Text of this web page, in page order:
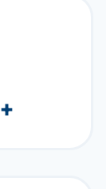
+10 שנות פעילות